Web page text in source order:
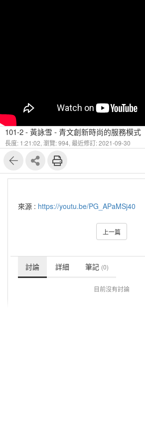
101-2 - 黃詠雪 - 青文創新時尚的服務模式
長度: 1:21:02, 瀏覽: 994, 最近修訂: 2021-09-30
來源 : https://youtu.be/PG_APaMSj40
上一篇
討論 詳細 筆記 (0)
目前沒有討論